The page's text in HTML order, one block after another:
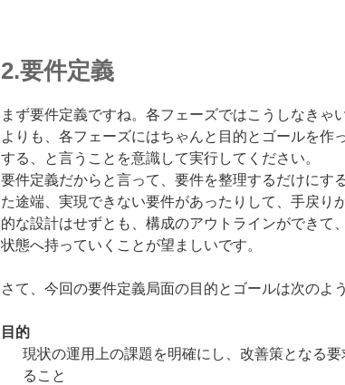
2.要件定義
まず要件定義ですね。各フェーズではこうしなきゃ
よりも、各フェーズにはちゃんと目的とゴールを作
する、と言うことを意識して実行してください。
要件定義だからと言って、要件を整理するだけにす
た途端、実現できない要件があったりして、手戻り
的な設計はせずとも、構成のアウトラインができて
状態へ持っていくことが望ましいです。
さて、今回の要件定義局面の目的とゴールは次のよ
目的
現状の運用上の課題を明確にし、改善策となる
ること